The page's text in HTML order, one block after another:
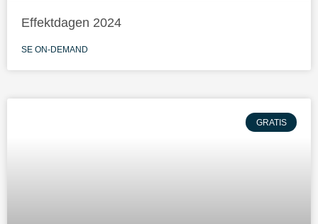
Effektdagen 2024
SE ON-DEMAND
GRATIS